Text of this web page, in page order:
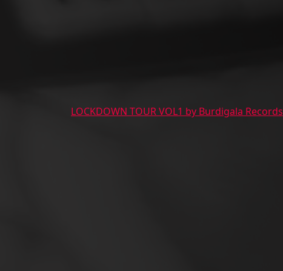
LOCKDOWN TOUR VOL1 by Burdigala Records